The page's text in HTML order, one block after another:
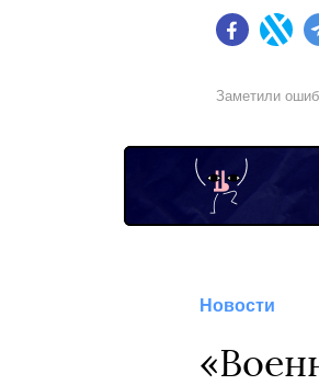
Facebook
Заметили
Новости